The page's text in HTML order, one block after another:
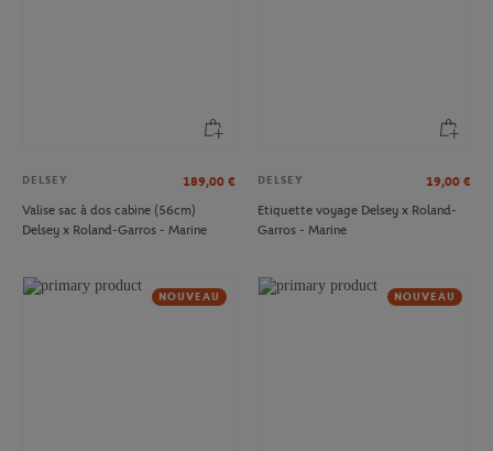
DELSEY 189,00 €
Valise sac à dos cabine (56cm)
Delsey x Roland-Garros - Marine
DELSEY 19,00 €
Etiquette voyage Delsey x Roland-
Garros - Marine
NOUVEAU NOUVEAU